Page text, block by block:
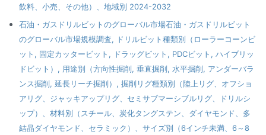
飲料、小売、その他）、地域別 2024-2032
石油・ガスドリルビットのグローバル市場石油・ガスドリルビット
のグローバル市場規模調査, ドリルビット種類別（ローラーコーンビ
ット, 固定カッタービット, ドラッグビット, PDCビット, ハイブリッ
ドビット）, 用途別（方向性掘削, 垂直掘削, 水平掘削, アンダーバラ
ンス掘削, 延長リーチ掘削）, 掘削リグ種類別（陸上リグ、オフショ
アリグ、ジャッキアップリグ、セミサブマーシブルリグ、ドリルシ
ップ）、材料別（スチール、炭化タングステン、ダイヤモンド、多
結晶ダイヤモンド、セラミック）、サイズ別（6インチ未満、6～8